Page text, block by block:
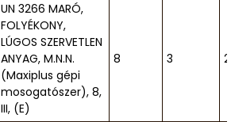
UN 3266 MARÓ,
FOLYÉKONY,
LÚGOS SZERVETLEN
ANYAG, M.N.N.
(Maxiplus gépi
mosogatószer), 8,
III, (E)
8 3